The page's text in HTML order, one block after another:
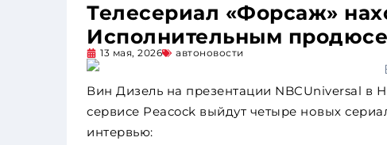
Телесериал «Форсаж»
Исполнительным
13 мая, 2026 автоновости
Вин Дизель на презентации NBCUniversal в
сервисе Peacock выйдут четыре новых
интервью: